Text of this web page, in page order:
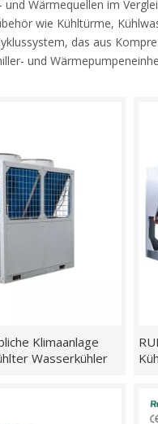
Wärmequellen im
wie Kühltürme,
das aus
und
Klimaanlage
Wasserkühler